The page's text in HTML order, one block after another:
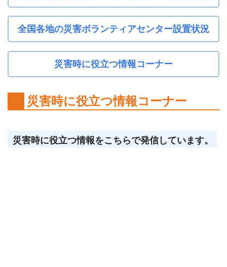
全国各地の災害ボランティアセンター設置状況
災害時に役立つ情報コーナー
災害時に役立つ情報コーナー
災害時に役立つ情報をこちらで発信しています。